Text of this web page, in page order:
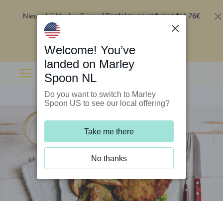
Nieuw bij Marley Spoon?Bestel nu en ontvang tot 76€
Welcome! You’ve
landed on Marley
Spoon NL
Do you want to switch to Marley
Spoon US to see our local offering?
Take me there
No thanks